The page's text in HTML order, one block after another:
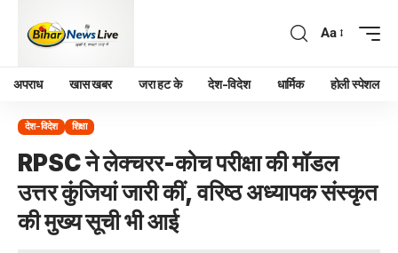
Aa
अपराध खास खबर जरा हट के देश-विदेश धार्मिक होली स्पेशल
देश-विदेश शिक्षा
RPSC ने लेक्चरर-कोच परीक्षा की मॉडल
उत्तर कुंजियां जारी कीं, वरिष्ठ अध्यापक संस्कृत
की मुख्य सूची भी आई